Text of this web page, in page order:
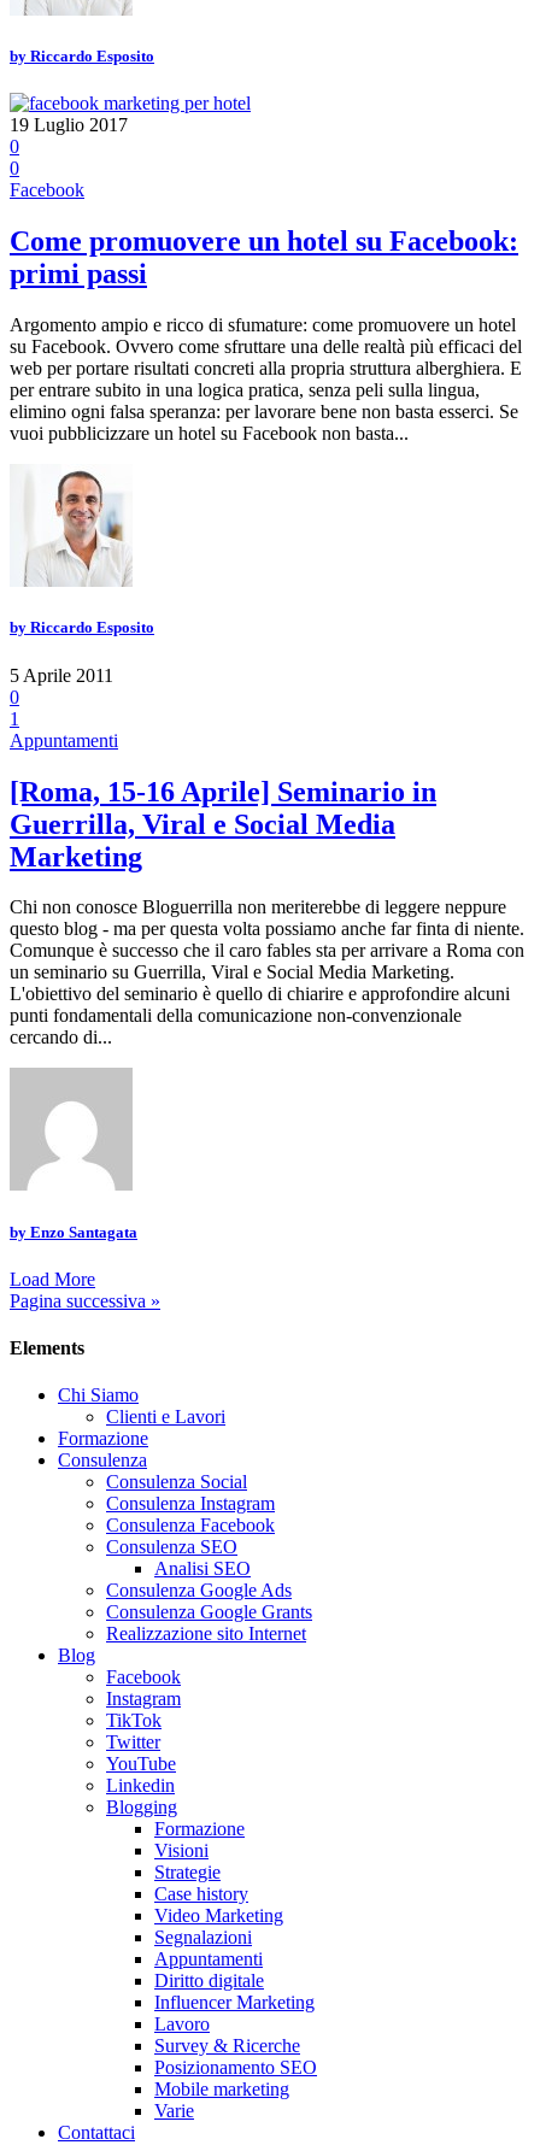
by Riccardo Esposito
19 Luglio 2017
0
0
Facebook
Come promuovere un hotel su Facebook:
primi passi
Argomento ampio e ricco di sfumature: come promuovere un hotel
su Facebook. Ovvero come sfruttare una delle realtà più efficaci del
web per portare risultati concreti alla propria struttura alberghiera. E
per entrare subito in una logica pratica, senza peli sulla lingua,
elimino ogni falsa speranza: per lavorare bene non basta esserci. Se
vuoi pubblicizzare un hotel su Facebook non basta...
by Riccardo Esposito
5 Aprile 2011
0
1
Appuntamenti
[Roma, 15-16 Aprile] Seminario in
Guerrilla, Viral e Social Media
Marketing
Chi non conosce Bloguerrilla non meriterebbe di leggere neppure
questo blog - ma per questa volta possiamo anche far finta di niente.
Comunque è successo che il caro fables sta per arrivare a Roma con
un seminario su Guerrilla, Viral e Social Media Marketing.
L'obiettivo del seminario è quello di chiarire e approfondire alcuni
punti fondamentali della comunicazione non-convenzionale
cercando di...
by Enzo Santagata
Load More
Pagina successiva »
Elements
Chi Siamo
Clienti e Lavori
Formazione
Consulenza
Consulenza Social
Consulenza Instagram
Consulenza Facebook
Consulenza SEO
Analisi SEO
Consulenza Google Ads
Consulenza Google Grants
Realizzazione sito Internet
Blog
Facebook
Instagram
TikTok
Twitter
YouTube
Linkedin
Blogging
Formazione
Visioni
Strategie
Case history
Video Marketing
Segnalazioni
Appuntamenti
Diritto digitale
Influencer Marketing
Lavoro
Survey & Ricerche
Posizionamento SEO
Mobile marketing
Varie
Contattaci